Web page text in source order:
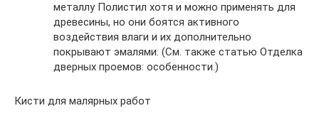
металлу Полистил хотя и можно применять для
древесины, но они боятся активного
воздействия влаги и их дополнительно
покрывают эмалями. (См. также статью Отделка
дверных проемов: особенности.)
Кисти для малярных работ